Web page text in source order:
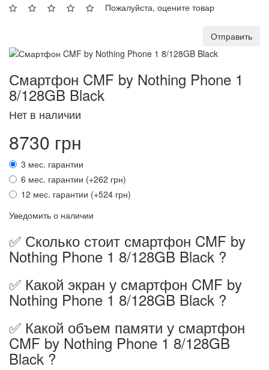
Пожалуйста, оцените товар
Отправить
Смартфон CMF by Nothing Phone 1
8/128GB Black
Нет в наличии
8730 грн
3 мес. гарантии
6 мес. гарантии (+262 грн)
12 мес. гарантии (+524 грн)
Уведомить о наличии
✅ Сколько стоит смартфон CMF by
Nothing Phone 1 8/128GB Black ?
✅ Какой экран у смартфон CMF by
Nothing Phone 1 8/128GB Black ?
✅ Какой объем памяти у смартфон
CMF by Nothing Phone 1 8/128GB
Black ?